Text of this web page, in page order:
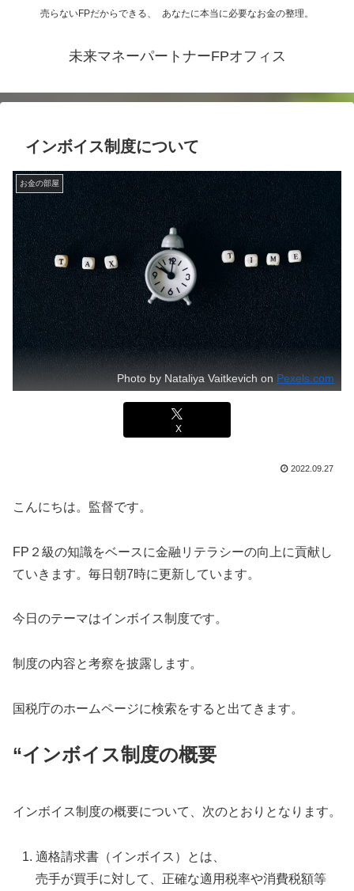
売らないFPだからできる、 あなたに本当に必要なお金の整理。
未来マネーパートナーFPオフィス
インボイス制度について
お金の部屋
Photo by Nataliya Vaitkevich on Pexels.com
X
2022.09.27
こんにちは。監督です。
FP２級の知識をベースに金融リテラシーの向上に貢献し
ていきます。毎日朝7時に更新しています。
今日のテーマはインボイス制度です。
制度の内容と考察を披露します。
国税庁のホームページに検索をすると出てきます。
“インボイス制度の概要
インボイス制度の概要について、次のとおりとなります。
適格請求書（インボイス）とは、
売手が買手に対して、正確な適用税率や消費税額等